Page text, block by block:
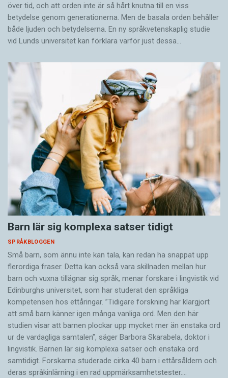
över tid, och att orden inte är så hårt knutna till en viss
betydelse genom generationerna. Men de basala orden behåller
både ljuden och betydelserna. En ny språkvetenskaplig studie
vid Lunds universitet kan förklara varför just dessa…
Barn lär sig komplexa satser tidigt
SPRÅKBLOGGEN
Små barn, som ännu inte kan tala, kan redan ha snappat upp
flerordiga fraser. Detta kan också vara skillnaden mellan hur
barn och vuxna tillägnar sig språk, menar forskare i lingvistik vid
Edinburghs universitet, som har studerat den språkliga
kompetensen hos ettåringar. ”Tidigare forskning har klargjort
att små barn känner igen många vanliga ord. Men den här
studien visar att barnen plockar upp mycket mer än enstaka ord
ur de vardagliga samtalen”, säger Barbora Skarabela, doktor i
lingvistik. Barnen lär sig komplexa satser och enstaka ord
samtidigt. Forskarna studerade cirka 40 barn i ettårsåldern och
deras språkinlärning i en rad uppmärksamhetstester.…